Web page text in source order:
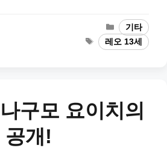
Categories
기타
Tags레오 13세
구모 요이치의
공개!